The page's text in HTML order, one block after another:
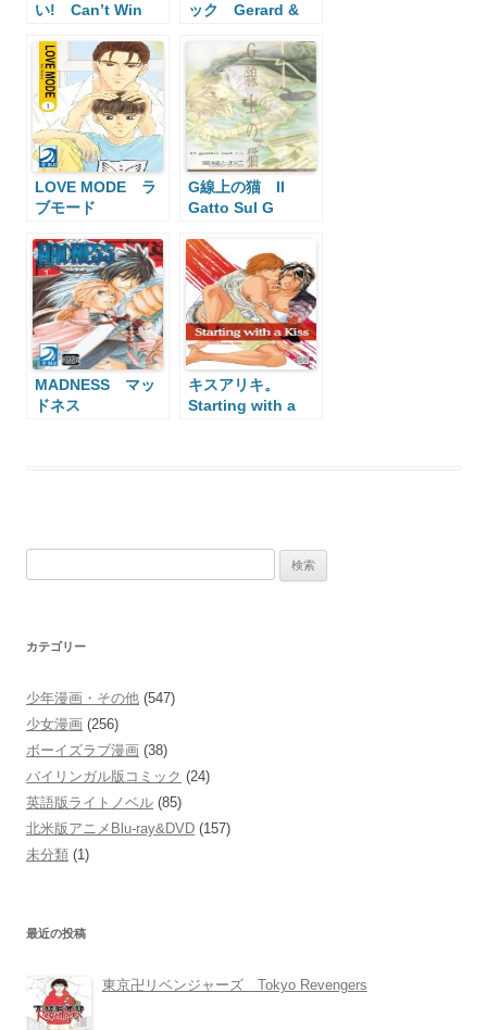
い! Can’t Win
ック Gerard &
LOVE MODE ラ
ブモード
G線上の猫 Il
Gatto Sul G
MADNESS マッ
ドネス
キスアリキ。
Starting with a
カテゴリー
少年漫画・その他 (547)
少女漫画 (256)
ボーイズラブ漫画 (38)
バイリンガル版コミック (24)
英語版ライトノベル (85)
北米版アニメBlu-ray&DVD (157)
未分類 (1)
最近の投稿
東京卍リベンジャーズ Tokyo Revengers